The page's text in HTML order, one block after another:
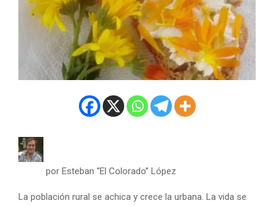
por Esteban “El Colorado” López
La población rural se achica y crece la urbana. La vida se